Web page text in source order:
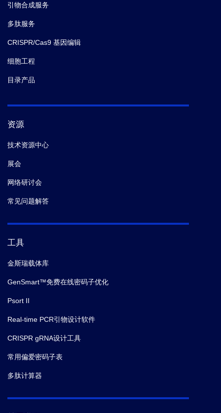
引物合成服务
多肽服务
CRISPR/Cas9 基因编辑
细胞工程
目录产品
资源
技术资源中心
展会
网络研讨会
常见问题解答
工具
金斯瑞载体库
GenSmart™免费在线密码子优化
Psort II
Real-time PCR引物设计软件
CRISPR gRNA设计工具
常用偏爱密码子表
多肽计算器